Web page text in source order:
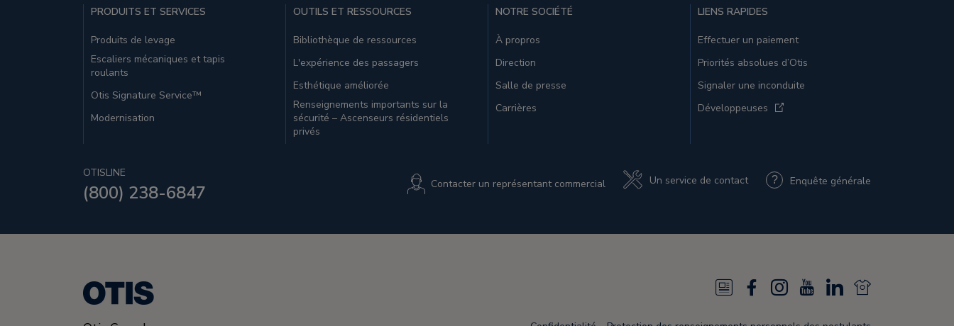
PRODUITS ET SERVICES
Produits de levage
Escaliers mécaniques et tapis
roulants
Otis Signature Service™
Modernisation
OUTILS ET RESSOURCES
Bibliothèque de ressources
L'expérience des passagers
Esthétique améliorée
Renseignements importants sur la
sécurité – Ascenseurs résidentiels
privés
NOTRE SOCIÉTÉ
À propros
Direction
Salle de presse
Carrières
LIENS RAPIDES
Effectuer un paiement
Priorités absolues d’Otis
Signaler une inconduite
Développeuses
OTISLINE
(800) 238-6847 Contacter un représentant commercial Un service de contact Enquête générale
N
I
L
N